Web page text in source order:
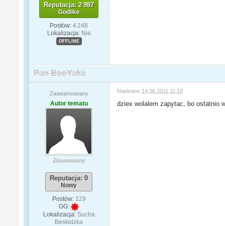
Reputacja: 2 987
Godlike
Postów: 4 248
Lokalizacja: Nie
OFFLINE
Pan BooYaka
Zaawansowany
Autor tematu
Zbanowany
Reputacja: 0
Nowy
Postów: 129
GG:
Lokalizacja: Sucha
Beskidzka
Napisano 14.06.2011 11:16
dziex wolalem zapytac, bo ostatnio